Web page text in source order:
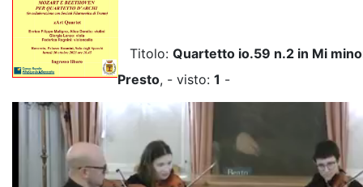
Titolo: Quartetto io.59 n.2 in Mi
Presto, - visto: 1 -